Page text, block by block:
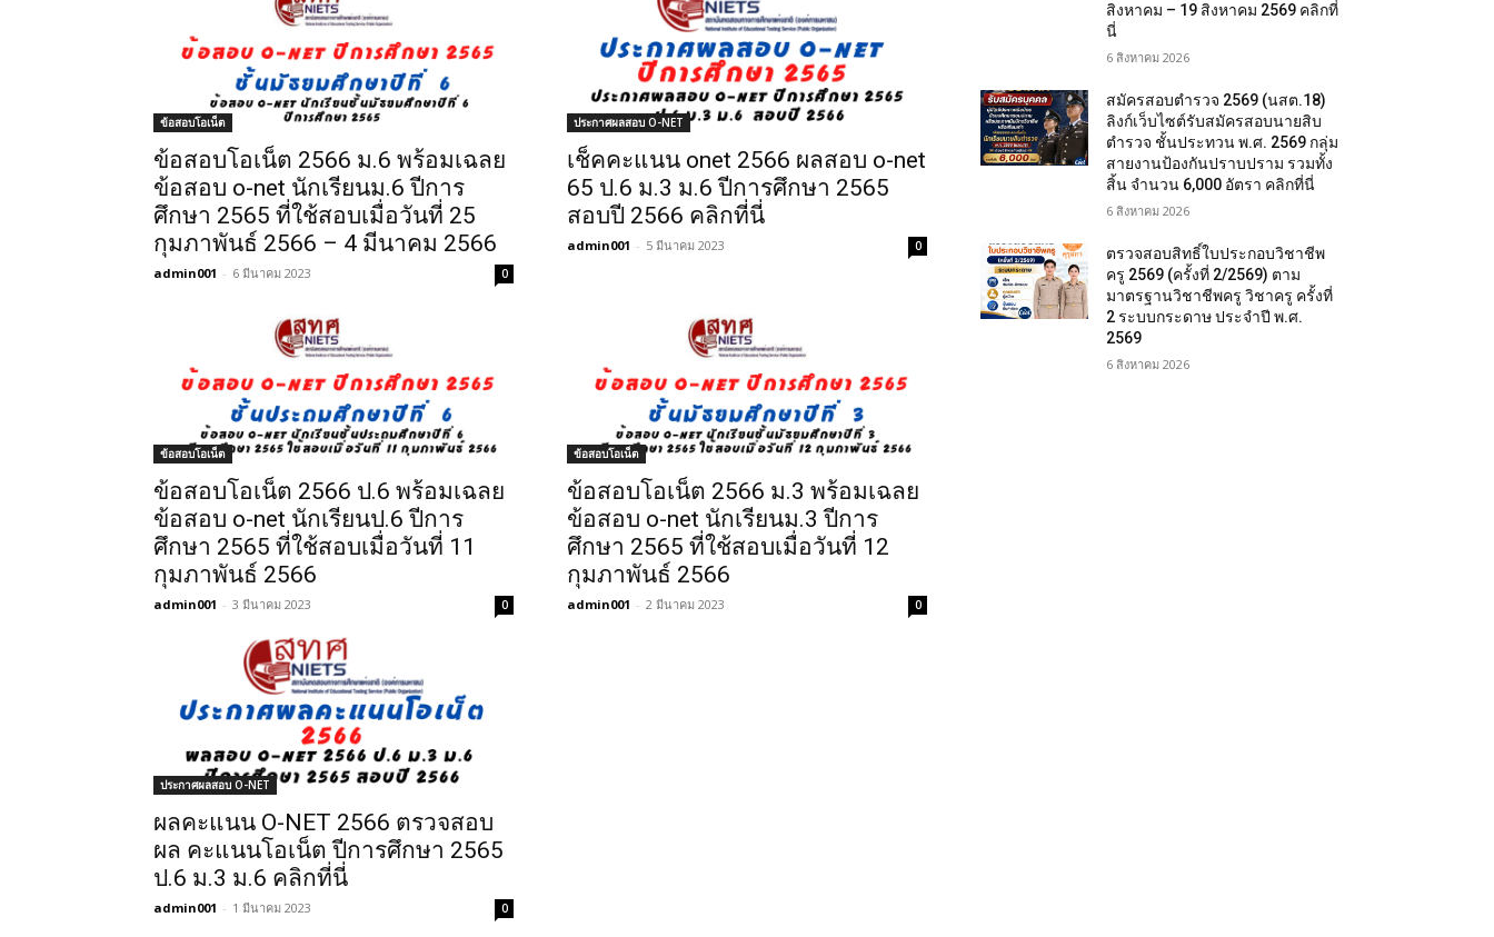
ข้อสอบโอเน็ต
ข้อสอบโอเน็ต 2566 ม.6 พร้อมเฉลย
ข้อสอบ o-net นักเรียนม.6 ปีการ
ศึกษา 2565 ที่ใช้สอบเมื่อวันที่ 25
กุมภาพันธ์ 2566 – 4 มีนาคม 2566
admin001 - 6 มีนาคม 2023 0
ประกาศผลสอบ O-NET
เช็คคะแนน onet 2566 ผลสอบ o-net
65 ป.6 ม.3 ม.6 ปีการศึกษา 2565
สอบปี 2566 คลิกที่นี่
admin001 - 5 มีนาคม 2023 0
ข้อสอบโอเน็ต
ข้อสอบโอเน็ต 2566 ป.6 พร้อมเฉลย
ข้อสอบ o-net นักเรียนป.6 ปีการ
ศึกษา 2565 ที่ใช้สอบเมื่อวันที่ 11
กุมภาพันธ์ 2566
admin001 - 3 มีนาคม 2023 0
ข้อสอบโอเน็ต
ข้อสอบโอเน็ต 2566 ม.3 พร้อมเฉลย
ข้อสอบ o-net นักเรียนม.3 ปีการ
ศึกษา 2565 ที่ใช้สอบเมื่อวันที่ 12
กุมภาพันธ์ 2566
admin001 - 2 มีนาคม 2023 0
ประกาศผลสอบ O-NET
ผลคะแนน O-NET 2566 ตรวจสอบ
ผล คะแนนโอเน็ต ปีการศึกษา 2565
ป.6 ม.3 ม.6 คลิกที่นี่
admin001 - 1 มีนาคม 2023 0
สิงหาคม – 19 สิงหาคม 2569 คลิกที่
นี่
6 สิงหาคม 2026
สมัครสอบตํารวจ 2569 (นสต.18)
ลิงก์เว็บไซต์รับสมัครสอบนายสิบ
ตำรวจ ชั้นประทวน พ.ศ. 2569 กลุ่ม
สายงานป้องกันปราบปราม รวมทั้ง
สิ้น จำนวน 6,000 อัตรา คลิกที่นี่
6 สิงหาคม 2026
ตรวจสอบสิทธิ์ใบประกอบวิชาชีพ
ครู 2569 (ครั้งที่ 2/2569) ตาม
มาตรฐานวิชาชีพครู วิชาครู ครั้งที่
2 ระบบกระดาษ ประจำปี พ.ศ.
2569
6 สิงหาคม 2026